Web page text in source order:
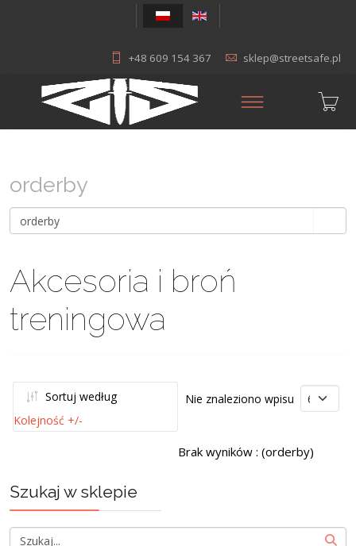
+48 609 154 367 sklep@streetsafe.pl
orderby
Akcesoria i broń
treningowa
Sortuj według
Kolejność +/-
Nie znaleziono wpisu
Brak wyników : (orderby)
Szukaj w sklepie